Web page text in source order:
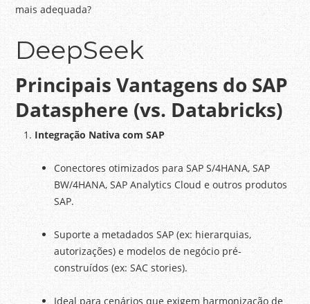
mais adequada?
DeepSeek
Principais Vantagens do SAP
Datasphere (vs. Databricks)
Integração Nativa com SAP
Conectores otimizados para SAP S/4HANA, SAP
BW/4HANA, SAP Analytics Cloud e outros produtos
SAP.
Suporte a metadados SAP (ex: hierarquias,
autorizações) e modelos de negócio pré-
construídos (ex: SAC stories).
Ideal para cenários que exigem harmonização de